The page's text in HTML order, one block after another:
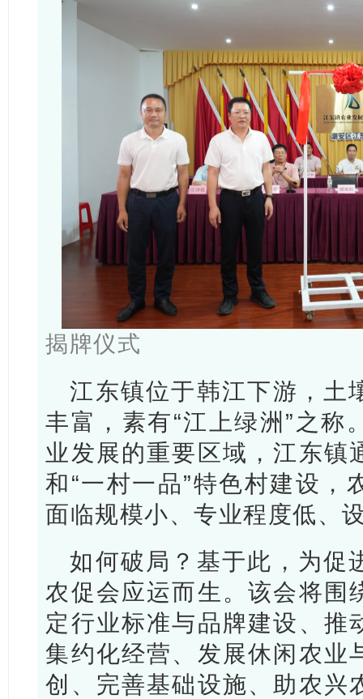
揭牌仪式
江东镇位于韩江下游，土
丰富，素有“江上绿洲”之称
业发展的重要区域，江东镇
和“一村一品”特色村建设，
面临规模小、专业程度低、
如何破局？基于此，为促
农促会应运而生。该会将围
定行业标准与品牌建设、推
集约化经营、发展休闲农业
创、完善基础设施、助农兴